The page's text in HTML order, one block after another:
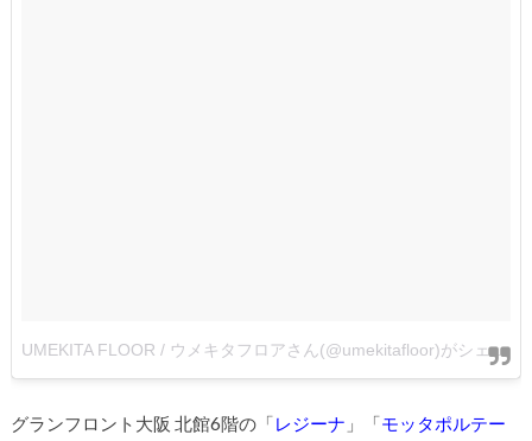
UMEKITA FLOOR / ウメキタフロアさん(@umekitafloor)がシェアした投稿
グランフロント大阪 北館6階の「レジーナ 」「モッタポルテー